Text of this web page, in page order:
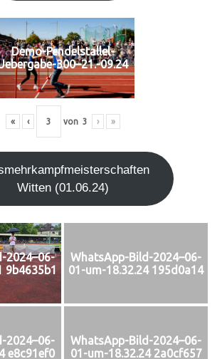
Demo-Pendelstallel-
300–21.-09.24
« ‹ von 3 › »
Wit­ten (01.06.24)
2024–06-
9b4635b1
WhatsApp-Bild-2024–06-
01-um-18.32.24 195d0a14
2024–06-
e8c91ef0
WhatsApp-Bild-2024–06-
01-um-18.32.24 2a0cf657